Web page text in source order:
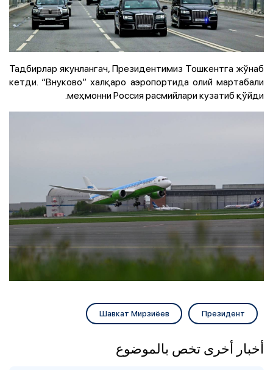
Тадбирлар якунлангач, Президентимиз Тошкентга жўнаб
кетди. “Внуково” халқаро аэропортида олий мартабали
меҳмонни Россия расмийлари кузатиб қўйди.
Президент
Шавкат Мирзиёев
أخبار أخرى تخص بالموضوع